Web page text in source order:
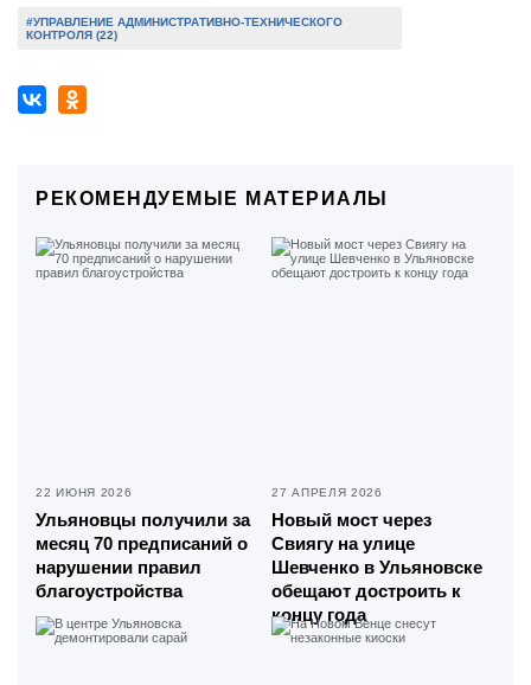
#УПРАВЛЕНИЕ АДМИНИСТРАТИВНО-ТЕХНИЧЕСКОГО
КОНТРОЛЯ (22)
РЕКОМЕНДУЕМЫЕ МАТЕРИАЛЫ
22 ИЮНЯ 2026
Ульяновцы получили за
месяц 70 предписаний о
нарушении правил
благоустройства
27 АПРЕЛЯ 2026
Новый мост через
Свиягу на улице
Шевченко в Ульяновске
обещают достроить к
концу года